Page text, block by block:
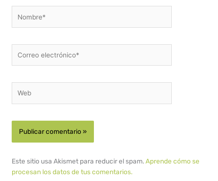
electrónico*
Este sitio usa Akismet para reducir el spam.Aprende cómo se
procesan los datos de tus comentarios.